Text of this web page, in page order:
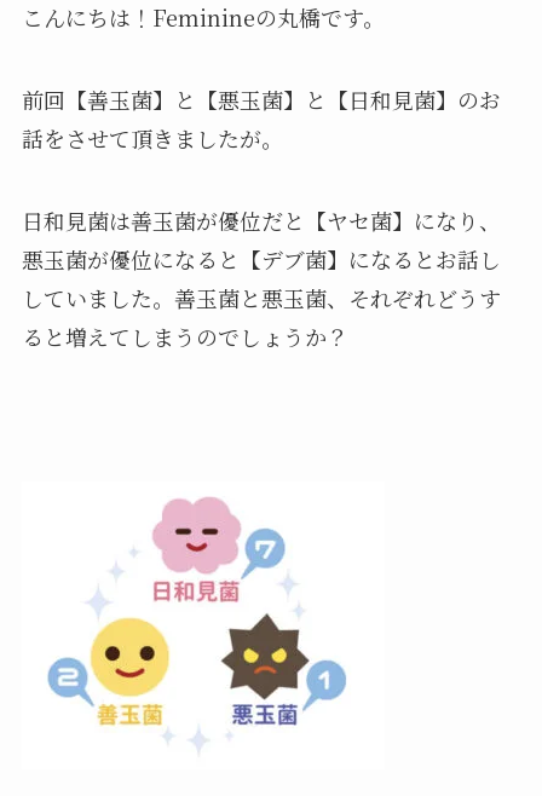
こんにちは！Feminineの丸橋です。
前回【善玉菌】と【悪玉菌】と【日和見菌】のお
話をさせて頂きましたが。
日和見菌は善玉菌が優位だと【ヤセ菌】になり、
悪玉菌が優位になると【デブ菌】になるとお話し
していました。善玉菌と悪玉菌、それぞれどうす
ると増えてしまうのでしょうか？